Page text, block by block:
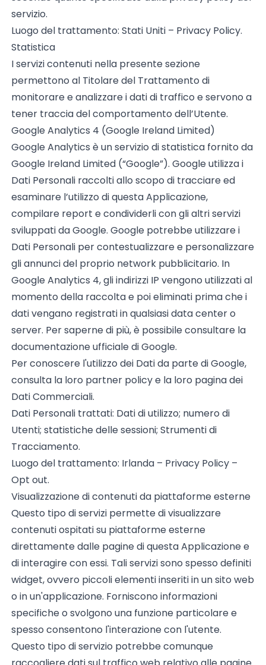
servizio.
Luogo del trattamento: Stati Uniti – Privacy Policy.
Statistica
I servizi contenuti nella presente sezione
permettono al Titolare del Trattamento di
monitorare e analizzare i dati di traffico e servono a
tener traccia del comportamento dell’Utente.
Google Analytics 4 (Google Ireland Limited)
Google Analytics è un servizio di statistica fornito da
Google Ireland Limited (“Google”). Google utilizza i
Dati Personali raccolti allo scopo di tracciare ed
esaminare l’utilizzo di questa Applicazione,
compilare report e condividerli con gli altri servizi
sviluppati da Google. Google potrebbe utilizzare i
Dati Personali per contestualizzare e personalizzare
gli annunci del proprio network pubblicitario. In
Google Analytics 4, gli indirizzi IP vengono utilizzati al
momento della raccolta e poi eliminati prima che i
dati vengano registrati in qualsiasi data center o
server. Per saperne di più, è possibile consultare la
documentazione ufficiale di Google.
Per conoscere l'utilizzo dei Dati da parte di Google,
consulta la loro partner policye la loro pagina dei
Dati Commerciali.
Dati Personali trattati: Dati di utilizzo; numero di
Utenti; statistiche delle sessioni; Strumenti di
Tracciamento.
Luogo del trattamento: Irlanda – Privacy Policy–
Opt out.
Visualizzazione di contenuti da piattaforme esterne
Questo tipo di servizi permette di visualizzare
contenuti ospitati su piattaforme esterne
direttamente dalle pagine di questa Applicazione e
di interagire con essi. Tali servizi sono spesso definiti
widget, ovvero piccoli elementi inseriti in un sito web
o in un'applicazione. Forniscono informazioni
specifiche o svolgono una funzione particolare e
spesso consentono l'interazione con l'utente.
Questo tipo di servizio potrebbe comunque